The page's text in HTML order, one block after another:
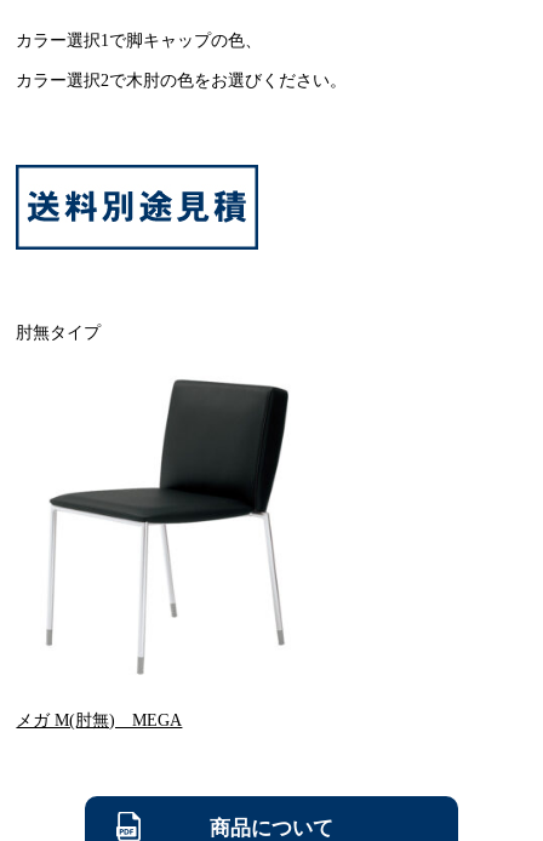
カラー選択1で脚キャップの色、
カラー選択2で木肘の色をお選びください。
肘無タイプ
メガ M(肘無) MEGA
商品について